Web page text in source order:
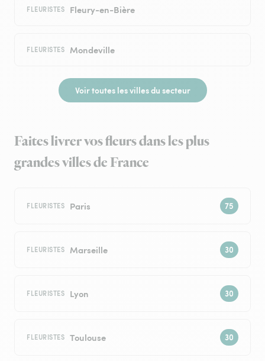
FLEURISTES Fleury-en-Bière
FLEURISTES Mondeville
Voir toutes les villes du secteur
Faites livrer vos fleurs dans les plus
grandes villes de France
FLEURISTES Paris
FLEURISTES Marseille
FLEURISTES Lyon
FLEURISTES Toulouse